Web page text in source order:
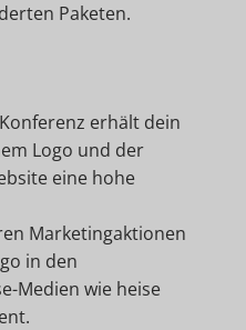
Paketen.
erhält dein
Logo und der
eine hohe
Marketingaktionen
in den
Medien wie heise